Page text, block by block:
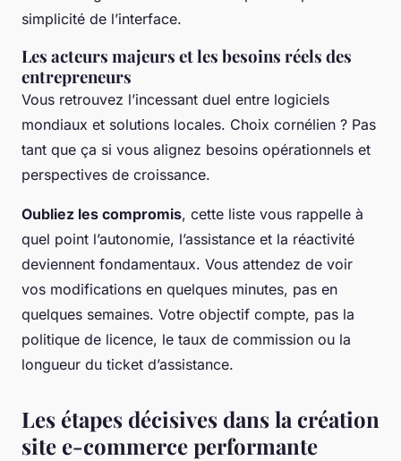
simplicité de l’interface.
Les acteurs majeurs et les besoins réels des
entrepreneurs
Vous retrouvez l’incessant duel entre logiciels
mondiaux et solutions locales. Choix cornélien ? Pas
tant que ça si vous alignez besoins opérationnels et
perspectives de croissance.
Oubliez les compromis, cette liste vous rappelle à
quel point l’autonomie, l’assistance et la réactivité
deviennent fondamentaux. Vous attendez de voir
vos modifications en quelques minutes, pas en
quelques semaines. Votre objectif compte, pas la
politique de licence, le taux de commission ou la
longueur du ticket d’assistance.
Les étapes décisives dans la création
site e-commerce performante